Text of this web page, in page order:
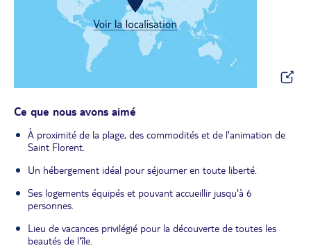
Ce que nous avons aimé
À proximité de la plage, des commodités et de l'animation de
Saint Florent.
Un hébergement idéal pour séjourner en toute liberté.
Ses logements équipés et pouvant accueillir jusqu'à 6
personnes.
Lieu de vacances privilégié pour la découverte de toutes les
beautés de l'île.